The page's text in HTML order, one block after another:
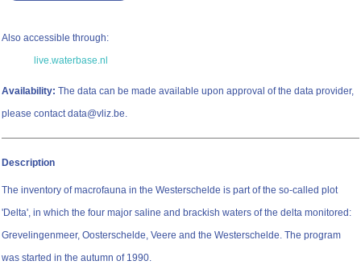
Also accessible through:
live.waterbase.nl
Availability: The data can be made available upon approval of the data provider,
please contact data@vliz.be.
Description
The inventory of macrofauna in the Westerschelde is part of the so-called plot
'Delta', in which the four major saline and brackish waters of the delta monitored:
Grevelingenmeer, Oosterschelde, Veere and the Westerschelde. The program
was started in the autumn of 1990.